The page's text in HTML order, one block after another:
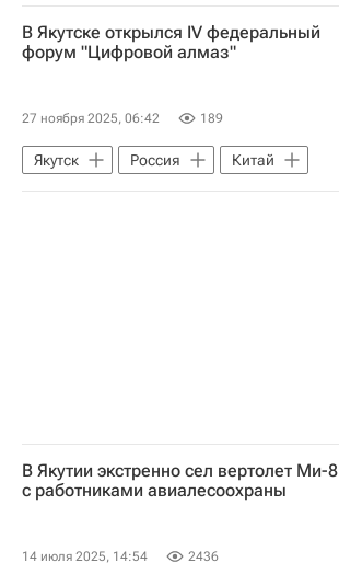
Ленский район
Река Лена
В Якутске открылся IV федеральный
форум "Цифровой алмаз"
27 ноября 2025, 06:42 189
Якутск Россия
Китай
Иркутская нефтяная компания
В Якутии экстренно сел вертолет Ми-8
с работниками авиалесоохраны
14 июля 2025, 14:54 2436